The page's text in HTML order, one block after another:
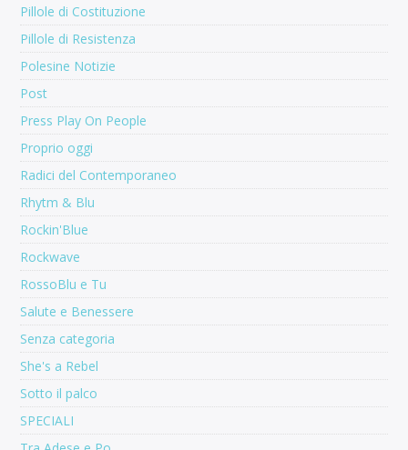
Pillole di Costituzione
Pillole di Resistenza
Polesine Notizie
Post
Press Play On People
Proprio oggi
Radici del Contemporaneo
Rhytm & Blu
Rockin'Blue
Rockwave
RossoBlu e Tu
Salute e Benessere
Senza categoria
She's a Rebel
Sotto il palco
SPECIALI